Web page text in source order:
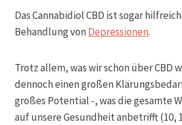
Das Cannabidiol CBD ist sogar
Behandlung vonDepressionen.
Trotz allem, was wir schon über CBD
dennoch einen großen
großes Potential -, was die gesamte
auf unsere Gesundheit anbetrifft (10,